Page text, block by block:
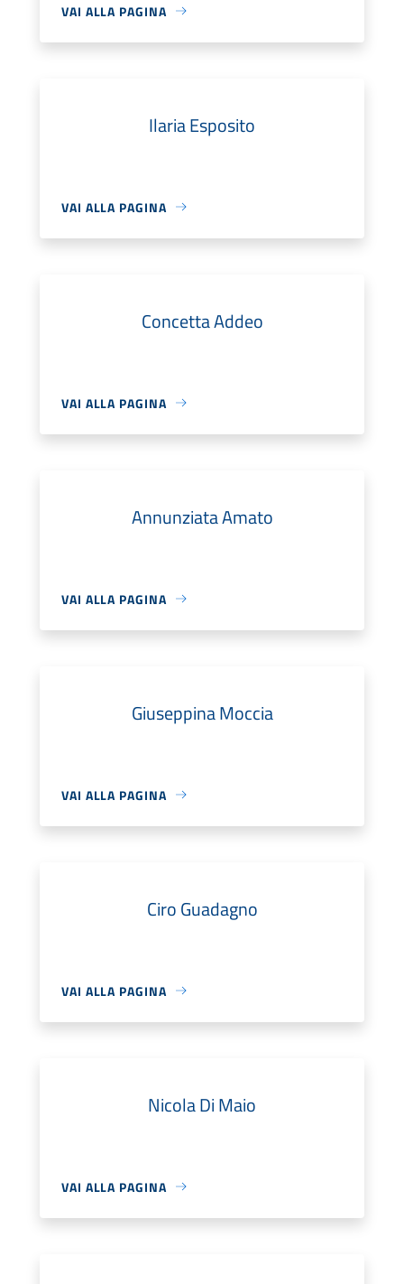
VAI ALLA PAGINA
Ilaria Esposito
VAI ALLA PAGINA
Concetta Addeo
VAI ALLA PAGINA
Annunziata Amato
VAI ALLA PAGINA
Giuseppina Moccia
VAI ALLA PAGINA
Ciro Guadagno
VAI ALLA PAGINA
Nicola Di Maio
VAI ALLA PAGINA